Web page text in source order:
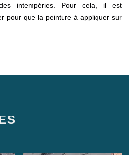
intempéries. Pour cela, il est
pour que la peinture à appliquer sur